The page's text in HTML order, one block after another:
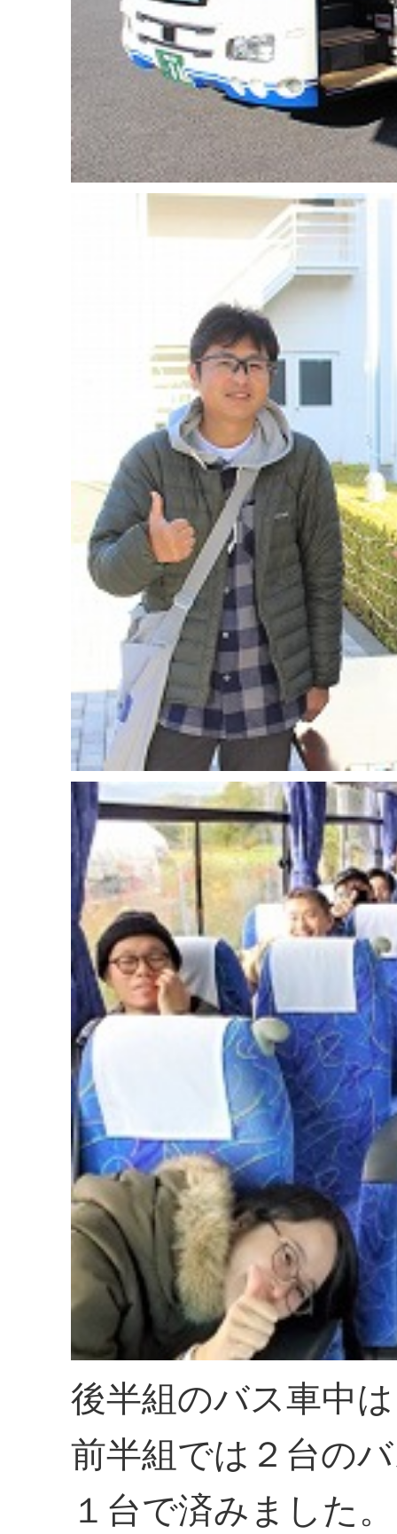
後半組のバス車中
前半組では２台の
１台で済みました。